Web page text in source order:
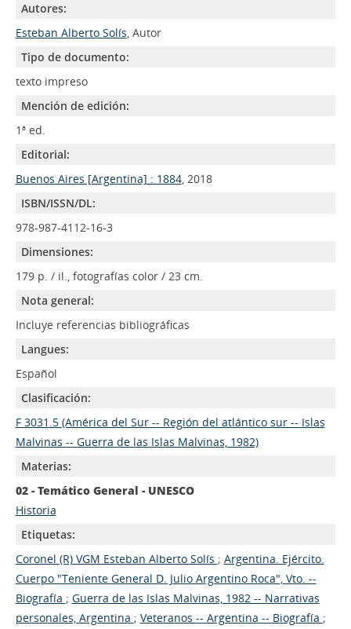
Autores:
Esteban Alberto Solís, Autor
Tipo de documento:
texto impreso
Mención de edición:
1ª ed.
Editorial:
Buenos Aires [Argentina] : 1884, 2018
ISBN/ISSN/DL:
978-987-4112-16-3
Dimensiones:
179 p. / il., fotografías color / 23 cm.
Nota general:
Incluye referencias bibliográficas
Langues:
Español
Clasificación:
F 3031.5 (América del Sur -- Región del atlántico sur -- Islas
Malvinas -- Guerra de las Islas Malvinas, 1982)
Materias:
02 - Temático General - UNESCO
Historia
Etiquetas:
Coronel (R) VGM Esteban Alberto Solís ; Argentina. Ejército.
Cuerpo "Teniente General D. Julio Argentino Roca", Vto. --
Biografía ; Guerra de las Islas Malvinas, 1982 -- Narrativas
personales, Argentina ; Veteranos -- Argentina -- Biografía ;